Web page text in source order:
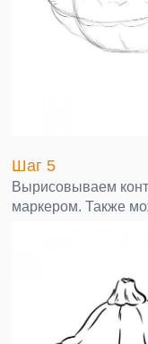
Шаг 5
Вырисовываем
маркером. Также